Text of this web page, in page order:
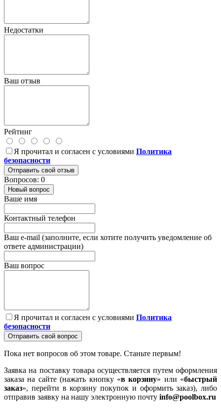
Недостатки
Ваш отзыв
Рейтинг
Я прочитал и согласен с условиями Политика
безопасности
Отправить свой отзыв
Вопросов: 0
Новый вопрос
Ваше имя
Контактный телефон
Ваш e-mail (заполните, если хотите получить уведомление об
ответе администрации)
Ваш вопрос
Я прочитал и согласен с условиями Политика
безопасности
Отправить свой вопрос
Пока нет вопросов об этом товаре. Станьте первым!
Заявка на поставку товара осуществляется путем оформления
заказа на сайте (нажать кнопку «в корзину» или «быстрый
заказ», перейти в корзину покупок и оформить заказ), либо
отправив заявку на нашу электронную почту info@poolbox.ru